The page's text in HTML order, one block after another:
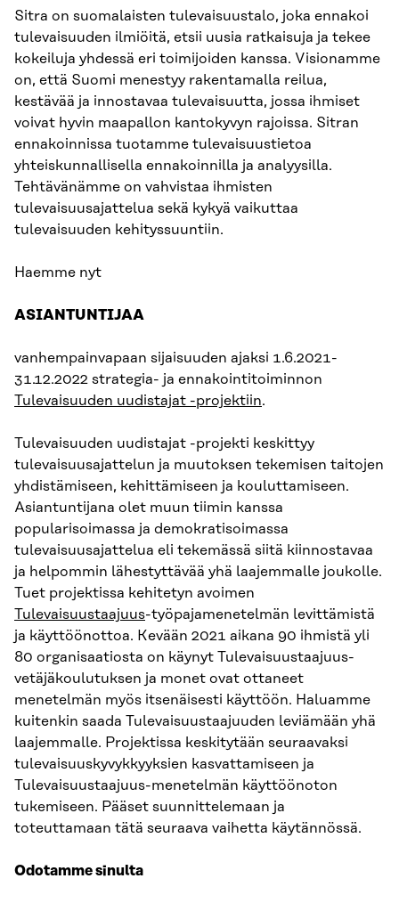
Sitra on suomalaisten tulevaisuustalo, joka ennakoi
tulevaisuuden ilmiöitä, etsii uusia ratkaisuja ja tekee
kokeiluja yhdessä eri toimijoiden kanssa. Visionamme
on, että Suomi menestyy rakentamalla reilua,
kestävää ja innostavaa tulevaisuutta, jossa ihmiset
voivat hyvin maapallon kantokyvyn rajoissa. Sitran
ennakoinnissa tuotamme tulevaisuustietoa
yhteiskunnallisella ennakoinnilla ja analyysilla.
Tehtävänämme on vahvistaa ihmisten
tulevaisuusajattelua sekä kykyä vaikuttaa
tulevaisuuden kehityssuuntiin.
Haemme nyt
ASIANTUNTIJAA
vanhempainvapaan sijaisuuden ajaksi 1.6.2021-
31.12.2022 strategia- ja ennakointitoiminnon
Tulevaisuuden uudistajat -projektiin.
Tulevaisuuden uudistajat -projekti keskittyy
tulevaisuusajattelun ja muutoksen tekemisen taitojen
yhdistämiseen, kehittämiseen ja kouluttamiseen.
Asiantuntijana olet muun tiimin kanssa
popularisoimassa ja demokratisoimassa
tulevaisuusajattelua eli tekemässä siitä kiinnostavaa
ja helpommin lähestyttävää yhä laajemmalle joukolle.
Tuet projektissa kehitetyn avoimen
Tulevaisuustaajuus-työpajamenetelmän levittämistä
ja käyttöönottoa. Kevään 2021 aikana 90 ihmistä yli
80 organisaatiosta on käynyt Tulevaisuustaajuus-
vetäjäkoulutuksen ja monet ovat ottaneet
menetelmän myös itsenäisesti käyttöön. Haluamme
kuitenkin saada Tulevaisuustaajuuden leviämään yhä
laajemmalle. Projektissa keskitytään seuraavaksi
tulevaisuuskyvykkyyksien kasvattamiseen ja
Tulevaisuustaajuus-menetelmän käyttöönoton
tukemiseen. Pääset suunnittelemaan ja
toteuttamaan tätä seuraava vaihetta käytännössä.
Odotamme sinulta